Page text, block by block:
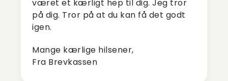
været et kærligt hep til dig. Jeg tror
på dig. Tror på at du kan få det godt
igen.
Mange kærlige hilsener,
Fra Brevkassen